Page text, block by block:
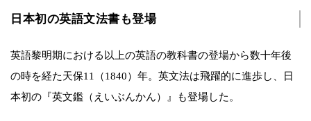
日本初の英語文法書も登場
英語黎明期における以上の英語の教科書の登場から数十年後
の時を経た天保11（1840）年。英文法は飛躍的に進歩し、日
本初の『英文鑑（えいぶんかん）』も登場した。